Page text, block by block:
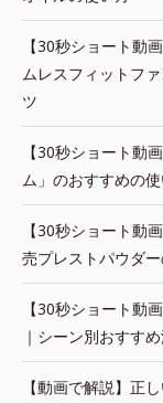
【30秒ショート動
ムレスフィットフ
ツ
【30秒ショート動
ム」のおすすめの
【30秒ショート動
売プレストパウダ
【30秒ショート動
｜シーン別おすす
【動画で解説】正